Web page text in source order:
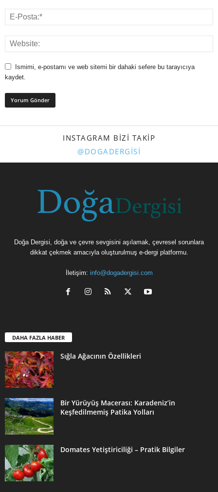
Ismimi, e-postamı ve web sitemi bir dahaki sefere bu tarayıcıya
kaydet.
INSTAGRAM BIZI TAKIP
@DOGADERGISI
Doğa Dergisi, doğa ve çevre sevgisini aşılamak, çevresel sorunlara
dikkat çekmek amacıyla oluşturulmuş e-dergi platformu.
İletişim: info@dogadergisi.com
DAHA FAZLA HABER
Sığla Ağacının Özellikleri
Bir Yürüyüş Macerası: Karadeniz’in
Keşfedilmemiş Patika Yolları
Domates Yetiştiriciliği – Pratik Bilgiler